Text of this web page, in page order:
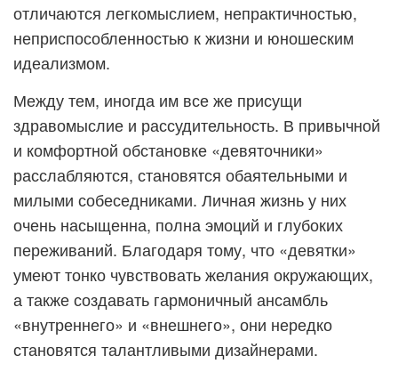
отличаются легкомыслием, непрактичностью,
неприспособленностью к жизни и юношеским
идеализмом.
Между тем, иногда им все же присущи
здравомыслие и рассудительность. В привычной
и комфортной обстановке «девяточники»
расслабляются, становятся обаятельными и
милыми собеседниками. Личная жизнь у них
очень насыщенна, полна эмоций и глубоких
переживаний. Благодаря тому, что «девятки»
умеют тонко чувствовать желания окружающих,
а также создавать гармоничный ансамбль
«внутреннего» и «внешнего», они нередко
становятся талантливыми дизайнерами.